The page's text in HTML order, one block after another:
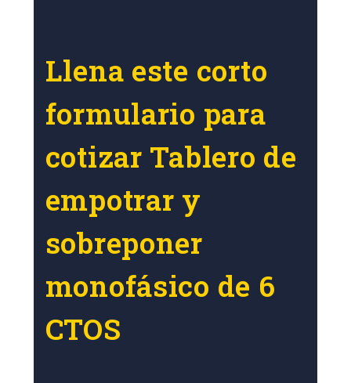
Llena este corto
formulario para
cotizar Tablero de
empotrar y
sobreponer
monofásico de 6
CTOS